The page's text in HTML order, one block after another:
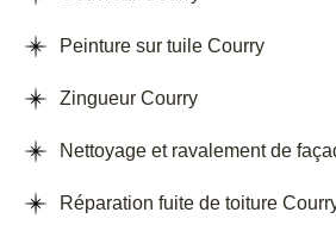
Peinture sur tuile Courry
Zingueur Courry
Nettoyage et ravalement de
Réparation fuite de toiture